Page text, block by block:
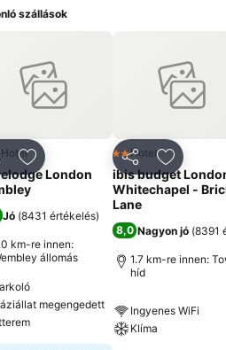
szállások
Hozzáadás a kedvencekhez
Hotel
London
Jó (8431 értékelés)
km-re innen:
állomás
megengedett
Megosztás
2 Kategória
Hotel
ibis budget
Whitechapel -
Lane
8,0 Nagyon jó (8391
1.7 km-re innen:
híd
Ingyenes WiFi
Klíma